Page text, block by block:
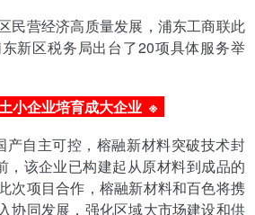
民营经济高质量发展，浦东工商联此
新区税务局出台了20项具体服务举
小企业培育成大企业 ※
产自主可控，榕融新材料突破技术封
，该企业已构建起从原材料到成品的
次项目合作，榕融新材料和百色将携
协同发展，强化区域大市场建设和供